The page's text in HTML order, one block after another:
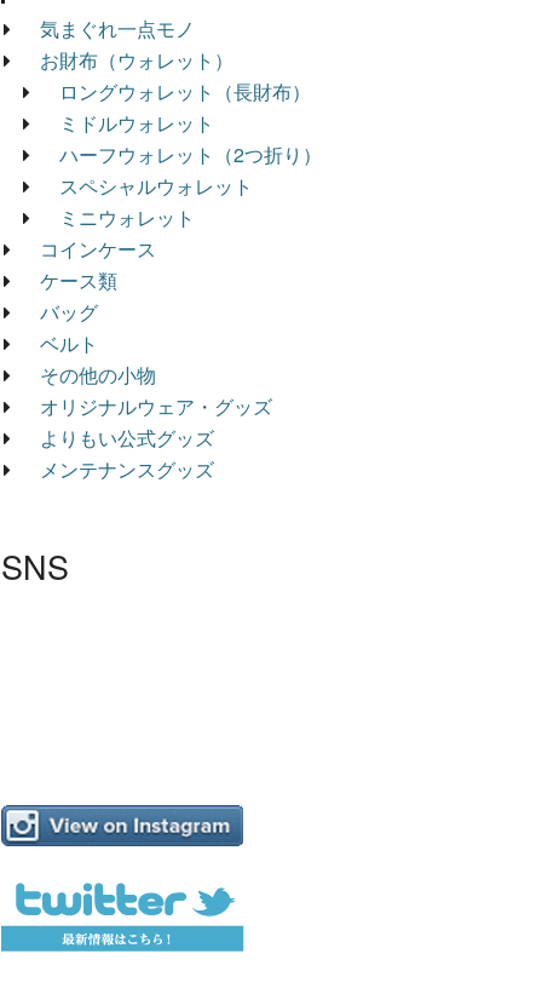
気まぐれ一点モノ
お財布（ウォレット）
ロングウォレット（長財布）
ミドルウォレット
ハーフウォレット（2つ折り）
スペシャルウォレット
ミニウォレット
コインケース
ケース類
バッグ
ベルト
その他の小物
オリジナルウェア・グッズ
よりもい公式グッズ
メンテナンスグッズ
SNS